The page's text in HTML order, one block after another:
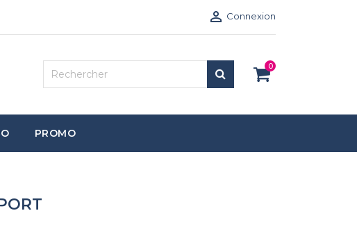
 Connexion
0
PROMO